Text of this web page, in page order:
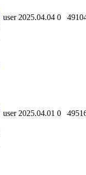
user 2025.04.04 0
user 2025.04.01 0